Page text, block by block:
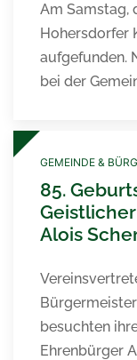
Am Samstag,
Hohersdorfer
aufgefunden.
bei der
GEMEINDE &
85.
Alois
besuchten
Ehrenbürger